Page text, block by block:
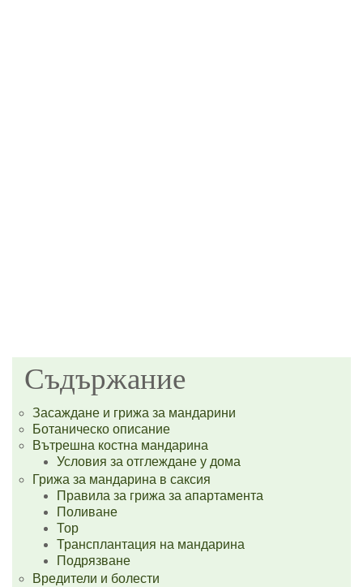
Съдържание
Засаждане и грижа за мандарини
Ботаническо описание
Вътрешна костна мандарина
Условия за отглеждане у дома
Грижа за мандарина в саксия
Правила за грижа за апартамента
Поливане
Тор
Трансплантация на мандарина
Подрязване
Вредители и болести